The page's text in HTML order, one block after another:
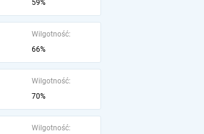
59%
Wilgotność:
66%
Wilgotność:
70%
Wilgotność: